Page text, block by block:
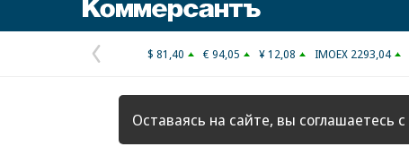
Предыдущая
страница
$ 81,40 € 94,05 ¥ 12,08 IMOEX 2293,04
Оставаясь на сайте, вы соглашаетесь с